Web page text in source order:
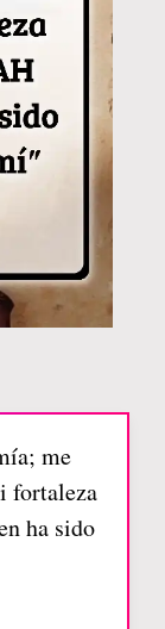
me
fortaleza
ha sido